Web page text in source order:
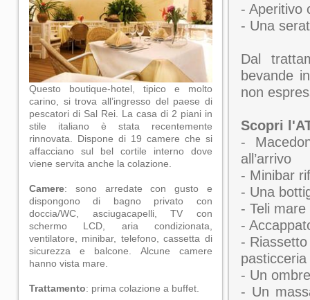
Questo boutique-hotel, tipico e molto
carino, si trova all’ingresso del paese di
pescatori di Sal Rei. La casa di 2 piani in
stile italiano è stata recentemente
rinnovata. Dispone di 19 camere che si
affacciano sul bel cortile interno dove
viene servita anche la colazione.
Camere: sono arredate con gusto e
dispongono di bagno privato con
doccia/WC, asciugacapelli, TV con
schermo LCD, aria condizionata,
ventilatore, minibar, telefono, cassetta di
sicurezza e balcone. Alcune camere
hanno vista mare.
Trattamento: prima colazione a buffet.
- Aperitivo
- Una
Dal
bevande
non
Scopri
-
all’arrivo
- Minibar
- Una
- Teli
-
-
- Un
- Un